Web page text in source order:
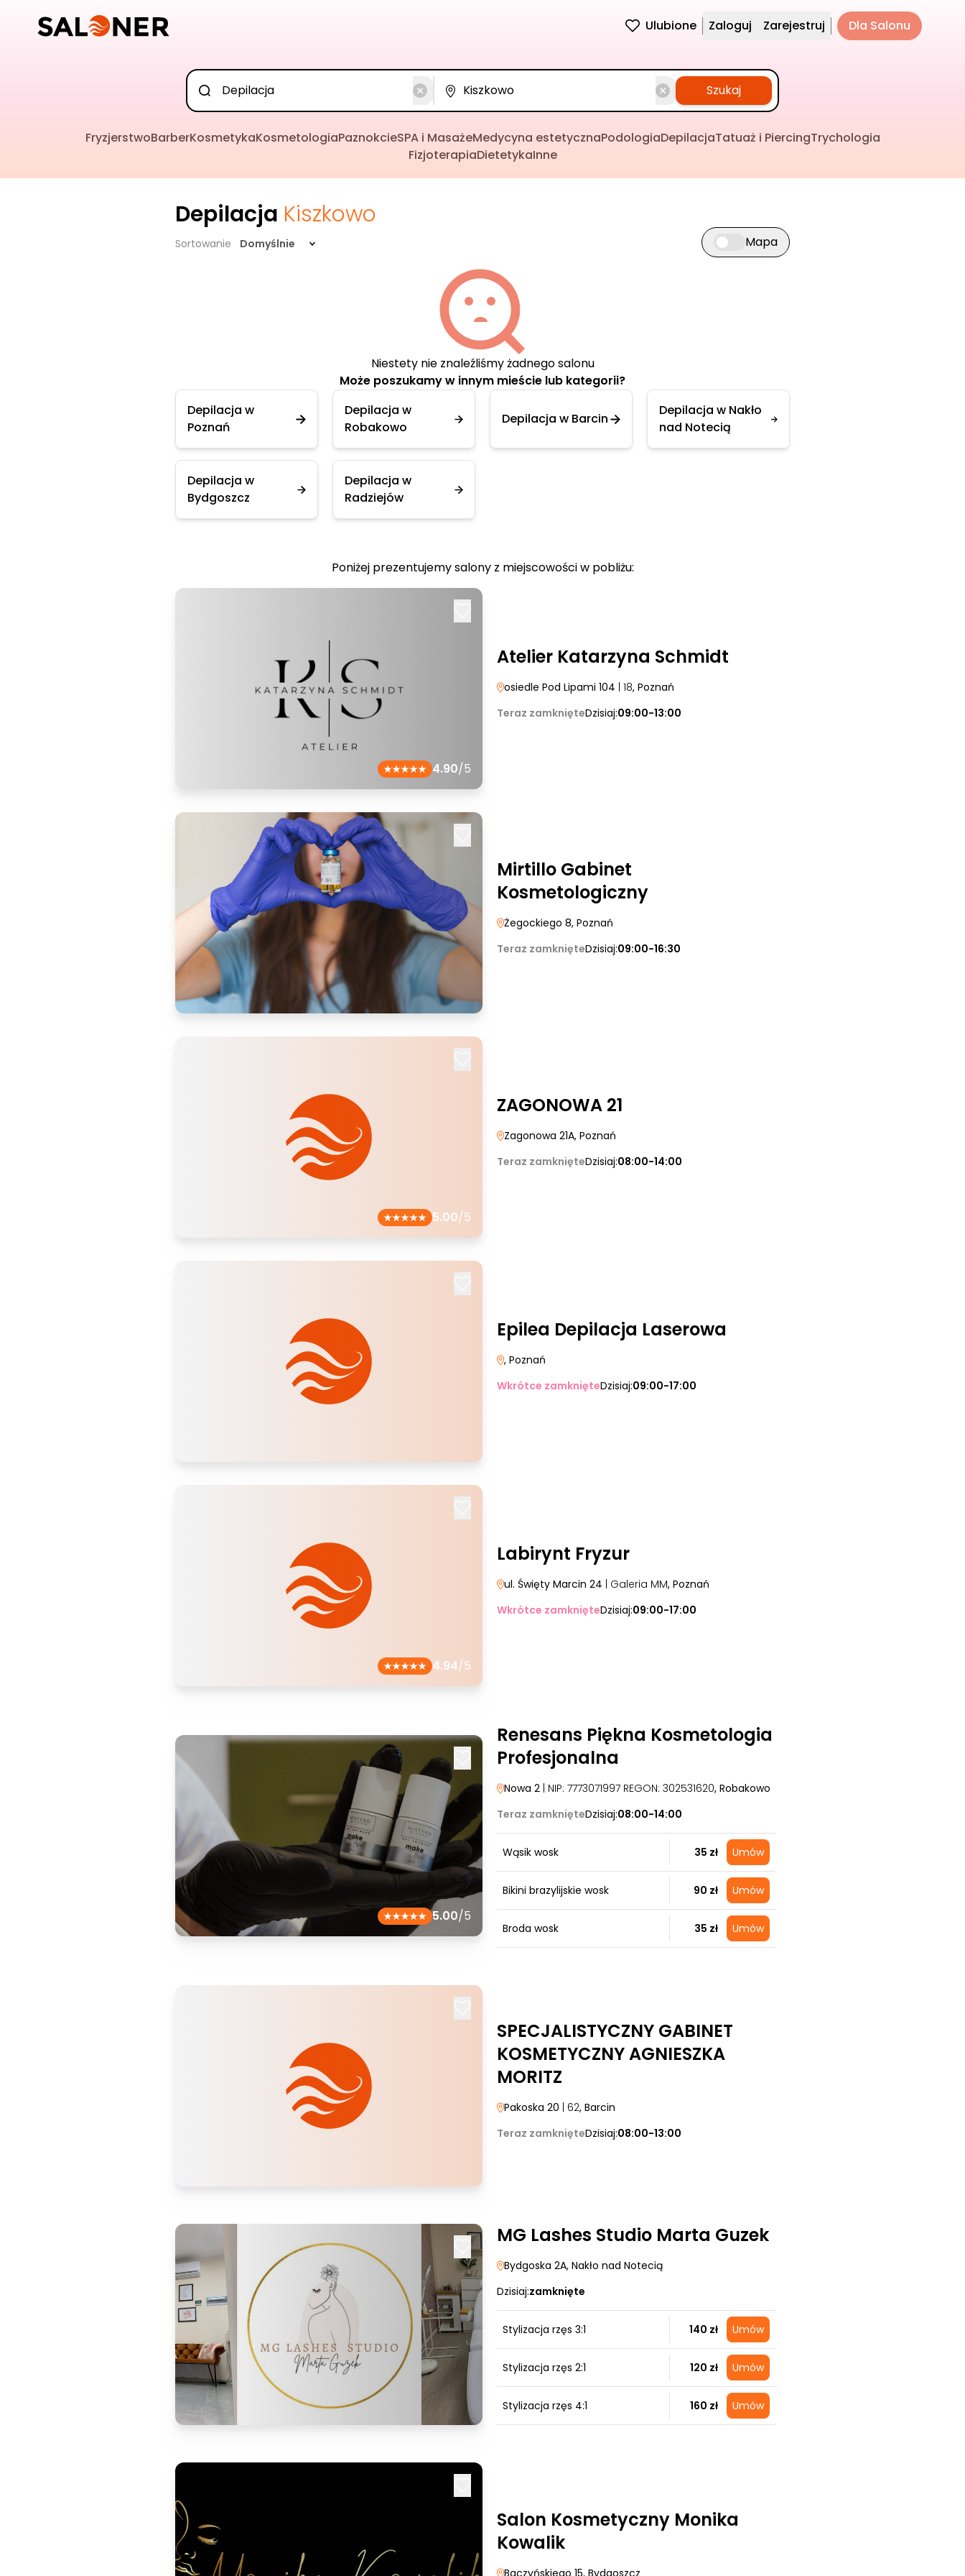
Ulubione Zaloguj Zarejestruj Dla Salonu
Szukaj
FryzjerstwoBarberKosmetykaKosmetologiaPaznokcieSPA i MasażeMedycyna estetycznaPodologiaDepilacjaTatuaż i PiercingTrychologia
FizjoterapiaDietetykaInne
Depilacja Kiszkowo
Sortowanie Domyślnie Przełącz widok mapy
Mapa
Niestety nie znaleźliśmy żadnego salonu
Może poszukamy w innym mieście lub kategorii?
Depilacja w
Poznań
Depilacja w
Robakowo
Depilacja w Barcin
Depilacja w Nakło
nad Notecią
Depilacja w
Bydgoszcz
Depilacja w
Radziejów
Poniżej prezentujemy salony z miejscowości w pobliżu:
4.90/5
Atelier Katarzyna Schmidt
osiedle Pod Lipami 104 | 18, Poznań
Teraz zamknięteDzisiaj:09:00-13:00
Mirtillo Gabinet
Kosmetologiczny
Żegockiego 8, Poznań
Teraz zamknięteDzisiaj:09:00-16:30
5.00/5
ZAGONOWA 21
Zagonowa 21A, Poznań
Teraz zamknięteDzisiaj:08:00-14:00
Epilea Depilacja Laserowa
, Poznań
Wkrótce zamknięteDzisiaj:09:00-17:00
4.94/5
Labirynt Fryzur
ul. Święty Marcin 24 | Galeria MM, Poznań
Wkrótce zamknięteDzisiaj:09:00-17:00
5.00/5
Renesans Piękna Kosmetologia
Profesjonalna
Nowa 2 | NIP: 7773071997 REGON: 302531620, Robakowo
Teraz zamknięteDzisiaj:08:00-14:00
Wąsik wosk 35 zł Umów
Bikini brazylijskie wosk 90 zł Umów
Broda wosk 35 zł Umów
SPECJALISTYCZNY GABINET
KOSMETYCZNY AGNIESZKA
MORITZ
Pakoska 20 | 62, Barcin
Teraz zamknięteDzisiaj:08:00-13:00
MG Lashes Studio Marta Guzek
Bydgoska 2A, Nakło nad Notecią
Dzisiaj:zamknięte
Stylizacja rzęs 3:1 140 zł Umów
Stylizacja rzęs 2:1 120 zł Umów
Stylizacja rzęs 4:1 160 zł Umów
Salon Kosmetyczny Monika
Kowalik
Baczyńskiego 15, Bydgoszcz